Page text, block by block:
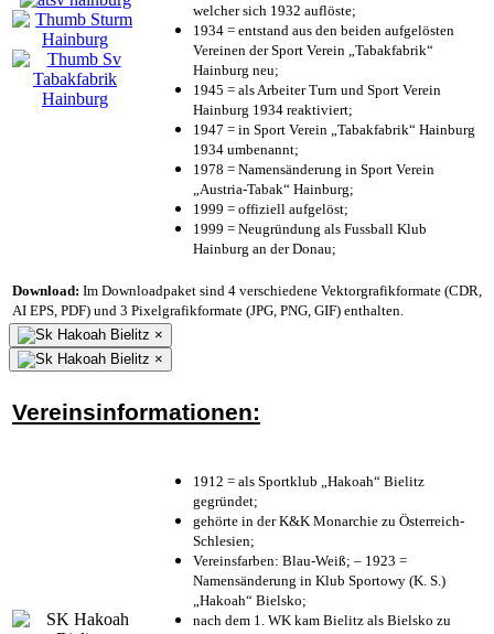
welcher sich 1932 auflöste;
1934 = entstand aus den beiden aufgelösten
Vereinen der Sport Verein „Tabakfabrik“
Hainburg neu;
1945 = als Arbeiter Turn und Sport Verein
Hainburg 1934 reaktiviert;
1947 = in Sport Verein „Tabakfabrik“ Hainburg
1934 umbenannt;
1978 = Namensänderung in Sport Verein
„Austria-Tabak“ Hainburg;
1999 = offiziell aufgelöst;
1999 = Neugründung als Fussball Klub
Hainburg an der Donau;
Download: Im Downloadpaket sind 4 verschiedene Vektorgrafikformate (CDR,
AI EPS, PDF) und 3 Pixelgrafikformate (JPG, PNG, GIF) enthalten.
×
×
Vereinsinformationen:
1912 = als Sportklub „Hakoah“ Bielitz
gegründet;
gehörte in der K&K Monarchie zu Österreich-
Schlesien;
Vereinsfarben: Blau-Weiß; – 1923 =
Namensänderung in Klub Sportowy (K. S.)
„Hakoah“ Bielsko;
nach dem 1. WK kam Bielitz als Bielsko zu